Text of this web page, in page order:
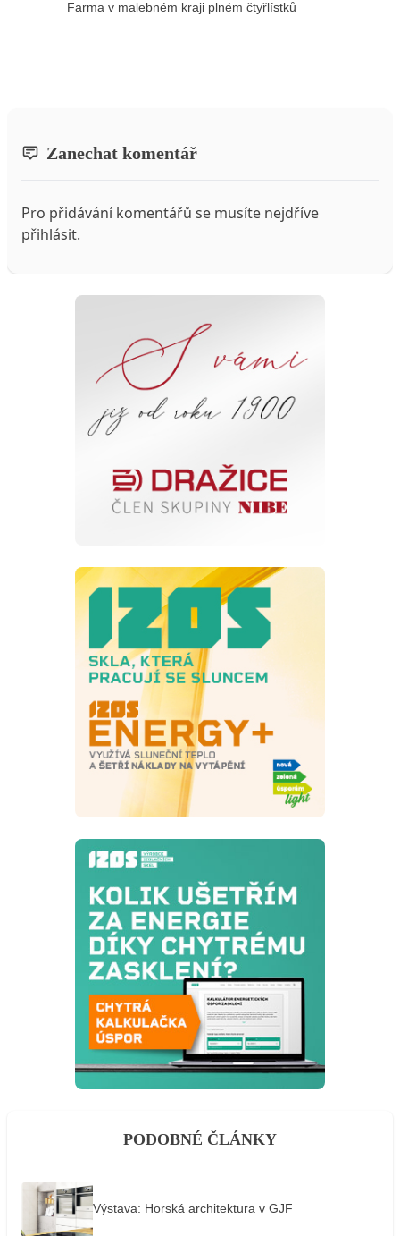
Farma v malebném kraji plném čtyřlístků
Zanechat komentář
Pro přidávání komentářů se musíte nejdříve
přihlásit.
PODOBNÉ ČLÁNKY
Výstava: Horská architektura v GJF